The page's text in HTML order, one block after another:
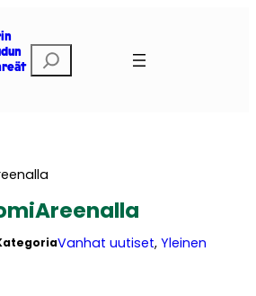
t
Vanhat uutiset, Yleinen